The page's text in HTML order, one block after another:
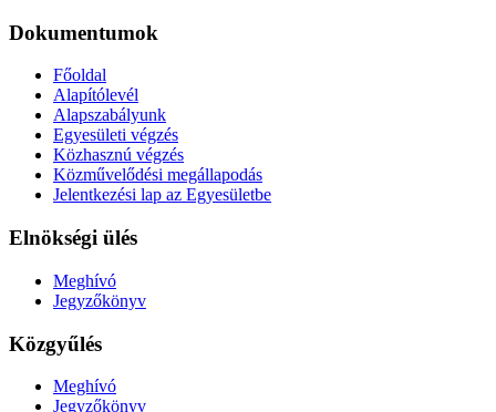
Dokumentumok
Főoldal
Alapítólevél
Alapszabályunk
Egyesületi végzés
Közhasznú végzés
Közművelődési megállapodás
Jelentkezési lap az Egyesületbe
Elnökségi ülés
Meghívó
Jegyzőkönyv
Közgyűlés
Meghívó
Jegyzőkönyv